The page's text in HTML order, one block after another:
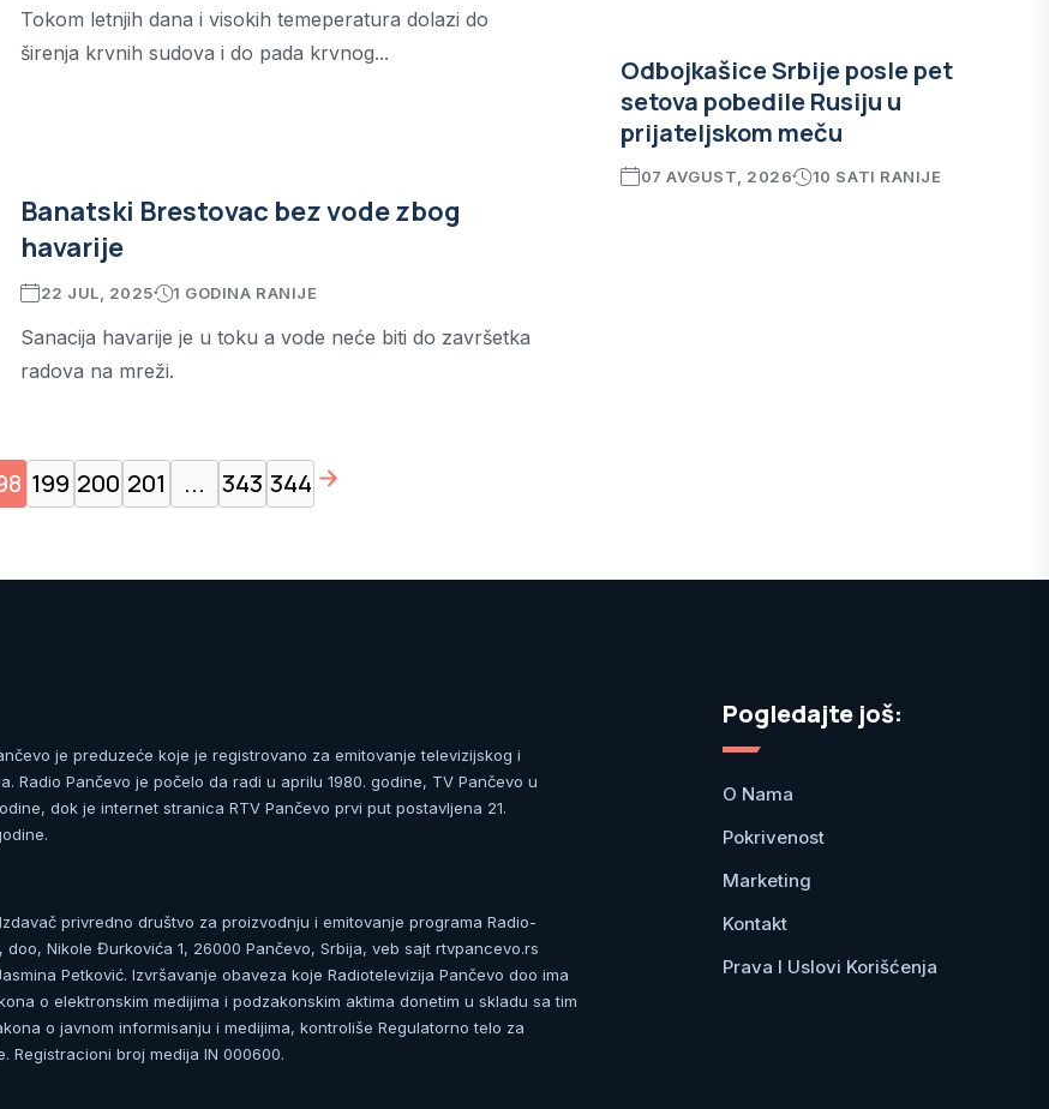
Tokom letnjih dana i visokih temeperatura dolazi do
širenja krvnih sudova i do pada krvnog...
Banatski Brestovac bez vode zbog
havarije
22 JUL, 2025 1 GODINA RANIJE
Sanacija havarije je u toku a vode neće biti do završetka
radova na mreži.
199 200 201 ... 343 344
Odbojkašice Srbije posle pet
setova pobedile Rusiju u
prijateljskom meču
07 AVGUST, 2026 10 SATI RANIJE
je preduzeće koje je registrovano za emitovanje televizijskog i
Radio Pančevo je počelo da radi u aprilu 1980. godine, TV Pančevo u
dok je internet stranica RTV Pančevo prvi put postavljena 21.
Izdavač privredno društvo za proizvodnju i emitovanje programa Radio-
doo, Nikole Đurkovića 1, 26000 Pančevo, Srbija, veb sajt rtvpancevo.rs
Petković. Izvršavanje obaveza koje Radiotelevizija Pančevo doo ima
o elektronskim medijima i podzakonskim aktima donetim u skladu sa tim
o javnom informisanju i medijima, kontroliše Regulatorno telo za
Registracioni broj medija IN 000600.
Pogledajte još:
O Nama
Pokrivenost
Marketing
Kontakt
Prava I Uslovi Korišćenja